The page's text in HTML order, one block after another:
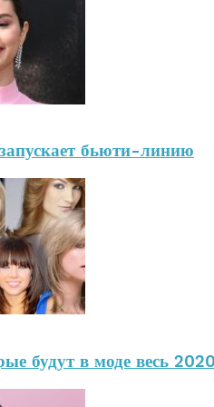
бьюти-линию
будут в моде весь